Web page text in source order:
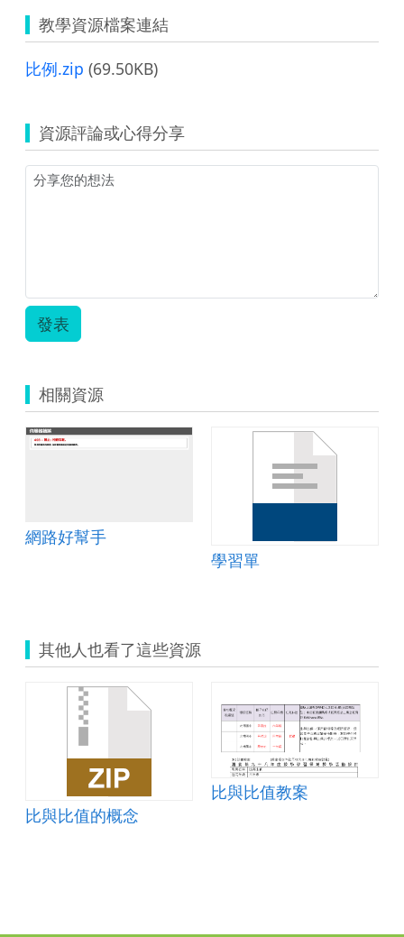
教學資源檔案連結
比例.zip (69.50KB)
資源評論或心得分享
發表
相關資源
網路好幫手
學習單
其他人也看了這些資源
比與比值的概念
比與比值教案